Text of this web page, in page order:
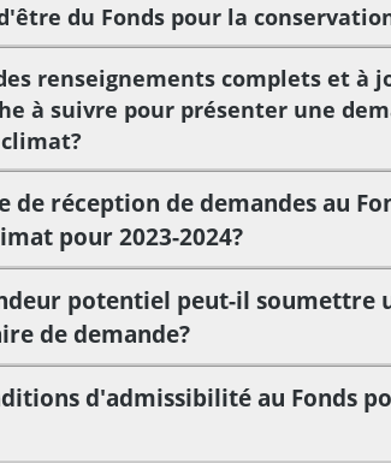
du Fonds pour la
renseignements complets et à
à suivre pour présenter une
de réception de demandes au
pour 2023-2024?
potentiel peut-il soumettre
de demande?
d'admissibilité au Fonds